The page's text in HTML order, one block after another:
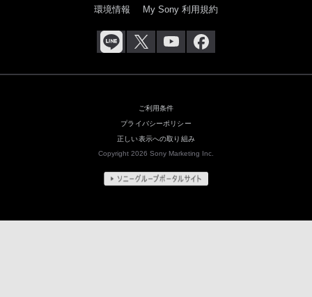
環境情報
My Sony 利用規約
ご利用条件
プライバシーポリシー
正しい表示への取り組み
Copyright 2026 Sony Marketing Inc.